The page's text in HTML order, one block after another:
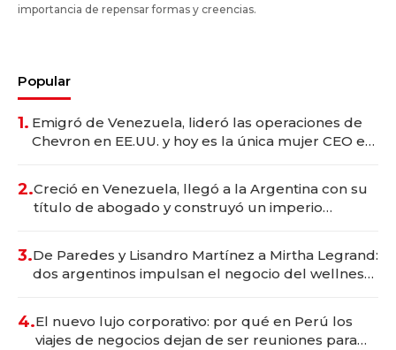
importancia de repensar formas y creencias.
Popular
1. Emigró de Venezuela, lideró las operaciones de
Chevron en EE.UU. y hoy es la única mujer CEO en
2.Creció en Venezuela, llegó a la Argentina con su
título de abogado y construyó un imperio
3.De Paredes y Lisandro Martínez a Mirtha Legrand:
dos argentinos impulsan el negocio del wellness
4.El nuevo lujo corporativo: por qué en Perú los
viajes de negocios dejan de ser reuniones para